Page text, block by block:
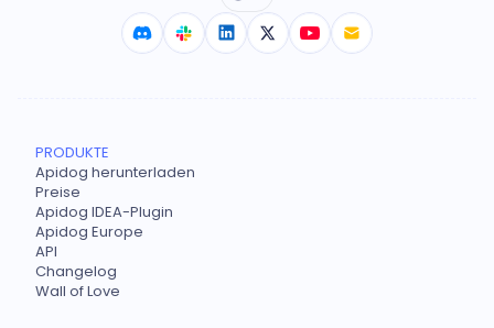
PRODUKTE
Apidog herunterladen
Preise
Apidog IDEA-Plugin
Apidog Europe
API
Changelog
Wall of Love